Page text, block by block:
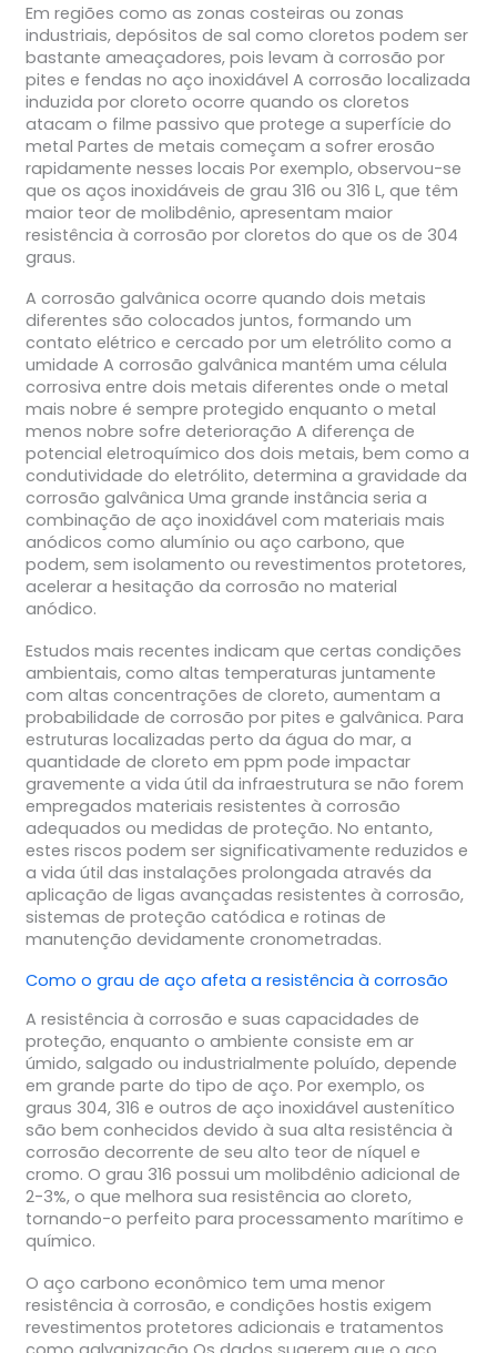
Em regiões como as zonas costeiras ou zonas
industriais, depósitos de sal como cloretos podem ser
bastante ameaçadores, pois levam à corrosão por
pites e fendas no aço inoxidável A corrosão localizada
induzida por cloreto ocorre quando os cloretos
atacam o filme passivo que protege a superfície do
metal Partes de metais começam a sofrer erosão
rapidamente nesses locais Por exemplo, observou-se
que os aços inoxidáveis de grau 316 ou 316 L, que têm
maior teor de molibdênio, apresentam maior
resistência à corrosão por cloretos do que os de 304
graus.
A corrosão galvânica ocorre quando dois metais
diferentes são colocados juntos, formando um
contato elétrico e cercado por um eletrólito como a
umidade A corrosão galvânica mantém uma célula
corrosiva entre dois metais diferentes onde o metal
mais nobre é sempre protegido enquanto o metal
menos nobre sofre deterioração A diferença de
potencial eletroquímico dos dois metais, bem como a
condutividade do eletrólito, determina a gravidade da
corrosão galvânica Uma grande instância seria a
combinação de aço inoxidável com materiais mais
anódicos como alumínio ou aço carbono, que
podem, sem isolamento ou revestimentos protetores,
acelerar a hesitação da corrosão no material
anódico.
Estudos mais recentes indicam que certas condições
ambientais, como altas temperaturas juntamente
com altas concentrações de cloreto, aumentam a
probabilidade de corrosão por pites e galvânica. Para
estruturas localizadas perto da água do mar, a
quantidade de cloreto em ppm pode impactar
gravemente a vida útil da infraestrutura se não forem
empregados materiais resistentes à corrosão
adequados ou medidas de proteção. No entanto,
estes riscos podem ser significativamente reduzidos e
a vida útil das instalações prolongada através da
aplicação de ligas avançadas resistentes à corrosão,
sistemas de proteção catódica e rotinas de
manutenção devidamente cronometradas.
Como o grau de aço afeta a resistência à corrosão
A resistência à corrosão e suas capacidades de
proteção, enquanto o ambiente consiste em ar
úmido, salgado ou industrialmente poluído, depende
em grande parte do tipo de aço. Por exemplo, os
graus 304, 316 e outros de aço inoxidável austenítico
são bem conhecidos devido à sua alta resistência à
corrosão decorrente de seu alto teor de níquel e
cromo. O grau 316 possui um molibdênio adicional de
2-3%, o que melhora sua resistência ao cloreto,
tornando-o perfeito para processamento marítimo e
químico.
O aço carbono econômico tem uma menor
resistência à corrosão, e condições hostis exigem
revestimentos protetores adicionais e tratamentos